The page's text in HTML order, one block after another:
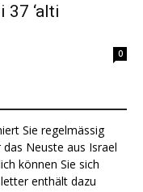
37 ‘alti
0
Sie regelmässig
Neuste aus Israel
können Sie sich
enthält dazu